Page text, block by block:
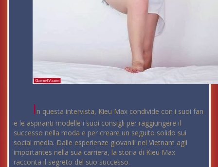
In questa intervista, Kieu Max condivide con i suoi fan
e le aspiranti modelle i suoi consigli per raggiungere il
successo nella moda e per creare un seguito solido sui
social media. Dalle esperienze giovanili nel Vietnam agli
importantes nella sua carriera, la storia di Kieu Max
racconta il segreto del suo successo.